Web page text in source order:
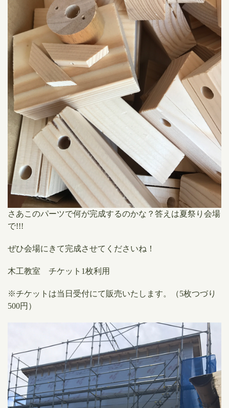
さあこのパーツで何が完成するのかな？答えは夏祭り会場
で!!!
ぜひ会場にきて完成させてくださいね！
木工教室 チケット1枚利用
※チケットは当日受付にて販売いたします。（5枚つづり
500円）